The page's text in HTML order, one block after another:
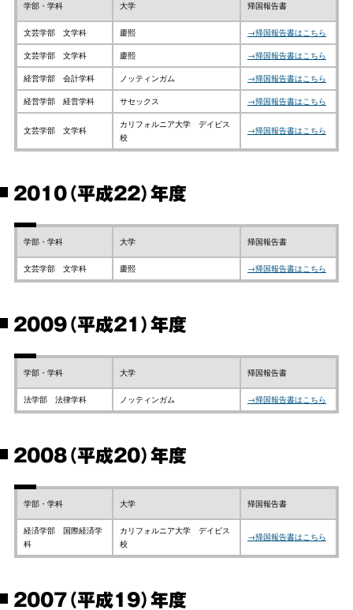
学部・学科 大学 帰国報告書
文芸学部 文学科 慶熙 →帰国報告書はこちら
文芸学部 文学科 慶熙 →帰国報告書はこちら
経営学部 会計学科 ノッティンガム →帰国報告書はこちら
経営学部 経営学科 サセックス →帰国報告書はこちら
文芸学部 文学科
カリフォルニア大学 デイビス
校
→帰国報告書はこちら
2010（平成22）年度
学部・学科 大学 帰国報告書
文芸学部 文学科 慶熙 →帰国報告書はこちら
2009（平成21）年度
学部・学科 大学 帰国報告書
法学部 法律学科 ノッティンガム →帰国報告書はこちら
2008（平成20）年度
学部・学科 大学 帰国報告書
経済学部 国際経済学
科
カリフォルニア大学 デイビス
校
→帰国報告書はこちら
2007（平成19）年度